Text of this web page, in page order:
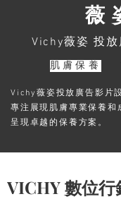
薇
Vichy薇姿 投放
肌膚保養
Vichy薇姿投放廣告影片
專注展現肌膚專業保養和
呈現卓越的保養方案。
VICHY 數位行